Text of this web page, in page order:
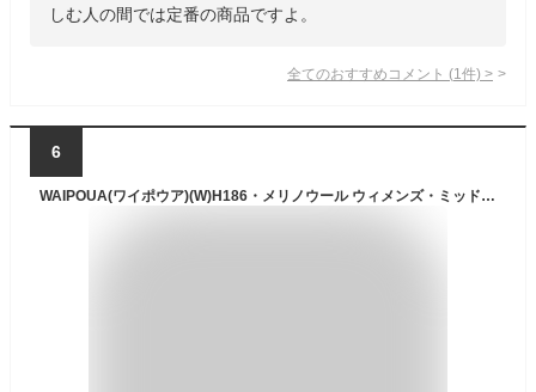
しむ人の間では定番の商品ですよ。
全てのおすすめコメント (1 件) >
6
WAIPOUA(ワイポウア)(W)H186・メリノウール ウィメンズ・ミッドロングZIPシャツ【50%OFF】【登山】【キャンプ】【トレッキング】【アンダーウェア】【下着】【メリノウール祭】【ウィメンズ】【レディース】【女性用】